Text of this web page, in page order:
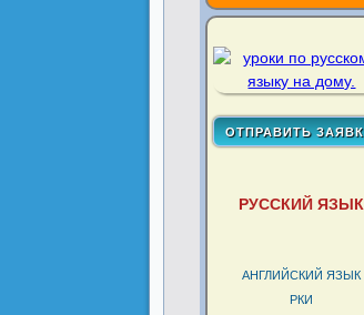
РУССКИЙ ЯЗЫК
АНГЛИЙСКИЙ ЯЗЫК
РКИ